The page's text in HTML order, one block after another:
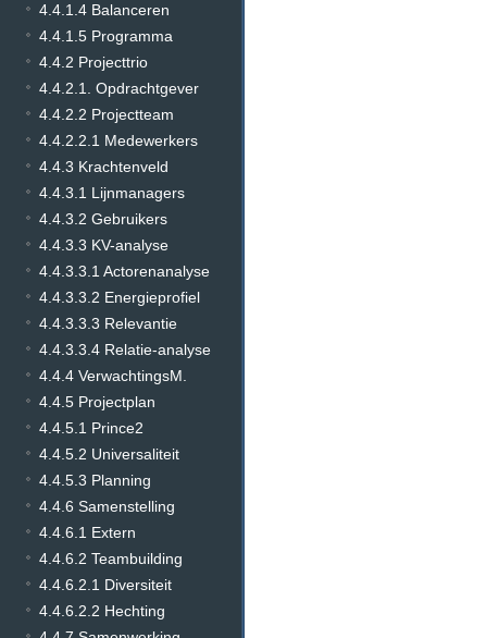
4.4.1.4 Balanceren
4.4.1.5 Programma
4.4.2 Projecttrio
4.4.2.1. Opdrachtgever
4.4.2.2 Projectteam
4.4.2.2.1 Medewerkers
4.4.3 Krachtenveld
4.4.3.1 Lijnmanagers
4.4.3.2 Gebruikers
4.4.3.3 KV-analyse
4.4.3.3.1 Actorenanalyse
4.4.3.3.2 Energieprofiel
4.4.3.3.3 Relevantie
4.4.3.3.4 Relatie-analyse
4.4.4 VerwachtingsM.
4.4.5 Projectplan
4.4.5.1 Prince2
4.4.5.2 Universaliteit
4.4.5.3 Planning
4.4.6 Samenstelling
4.4.6.1 Extern
4.4.6.2 Teambuilding
4.4.6.2.1 Diversiteit
4.4.6.2.2 Hechting